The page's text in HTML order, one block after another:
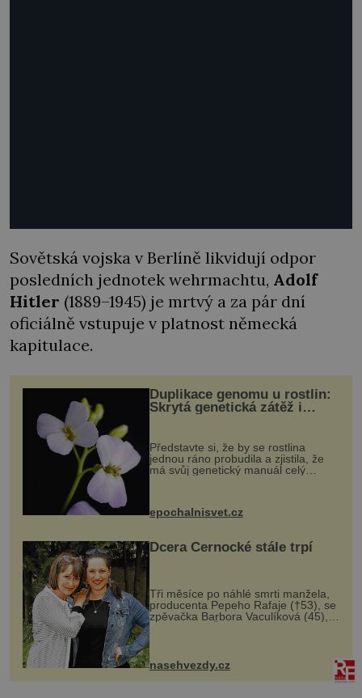
Sovětská vojska v Berlíně likvidují odpor
posledních jednotek wehrmachtu, Adolf
Hitler (1889–1945) je mrtvý a za pár dní
oficiálně vstupuje v platnost německá
kapitulace.
Duplikace genomu u rostlin:
Skrytá genetická zátěž i
Představte si, že by se rostlina
jednou ráno probudila a zjistila, že
má svůj genetický manuál celý
vstupenka...
epochalnisvet.cz
Dcera Černocké stále trpí
Tři měsíce po náhlé smrti manžela,
producenta Pepeho Rafaje (†53), se
zpěvačka Barbora Vaculíková (45),
dcera Petry Černocké (75), poprvé
ozvala veřejnosti. Na sociální síti
sdílela, že se snaží fung...
nasehvezdy.cz